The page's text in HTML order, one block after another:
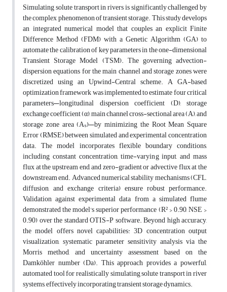
Simulating solute transport in rivers is significantly challenged by
the complex phenomenon of transient storage. This study develops
an integrated numerical model that couples an explicit Finite
Difference Method (FDM) with a Genetic Algorithm (GA) to
automate the calibration of key parameters in the one-dimensional
Transient Storage Model (TSM). The governing advection-
dispersion equations for the main channel and storage zones were
discretized using an Upwind-Central scheme. A GA-based
optimization framework was implemented to estimate four critical
parameters—longitudinal dispersion coefficient (D), storage
exchange coefficient (α), main channel cross-sectional area (A), and
storage zone area (Aₛ)—by minimizing the Root Mean Square
Error (RMSE) between simulated and experimental concentration
data. The model incorporates flexible boundary conditions,
including constant concentration, time-varying input, and mass
flux at the upstream end, and zero-gradient or advective flux at the
downstream end. Advanced numerical stability mechanisms (CFL,
diffusion, and exchange criteria) ensure robust performance.
Validation against experimental data from a simulated flume
demonstrated the model's superior performance (R² > 0.90, NSE >
0.90) over the standard OTIS-P software. Beyond high accuracy,
the model offers novel capabilities: 3D concentration output
visualization, systematic parameter sensitivity analysis via the
Morris method, and uncertainty assessment based on the
Damköhler number (Da). This approach provides a powerful,
automated tool for realistically simulating solute transport in river
systems, effectively incorporating transient storage dynamics.